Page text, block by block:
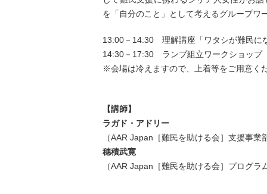
を「自分のこと」として考えるグループワ
13:00－14:30 理解講座「ワタシが難民に
14:30－17:30 ランプ組立ワークショップ
※会場は冷えますので、上着等をご用意く
【講師】
ラガド・アドリー
（AAR Japan［難民を助ける会］支援事
穗積武寛
（AAR Japan［難民を助ける会］プログラ